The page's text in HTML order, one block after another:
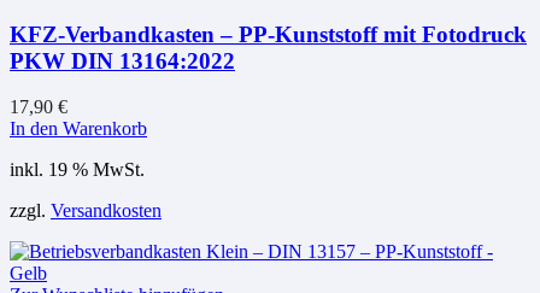
KFZ-Verbandkasten – PP-Kunststoff mit Fotodruck
PKW DIN 13164:2022
17,90 €
In den Warenkorb
inkl. 19 % MwSt.
zzgl. Versandkosten